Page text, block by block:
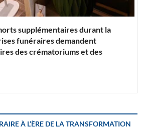
supplémentaires durant la
funéraires demandent
des crématoriums et des
À L’ÈRE DE LA TRANSFORMATION